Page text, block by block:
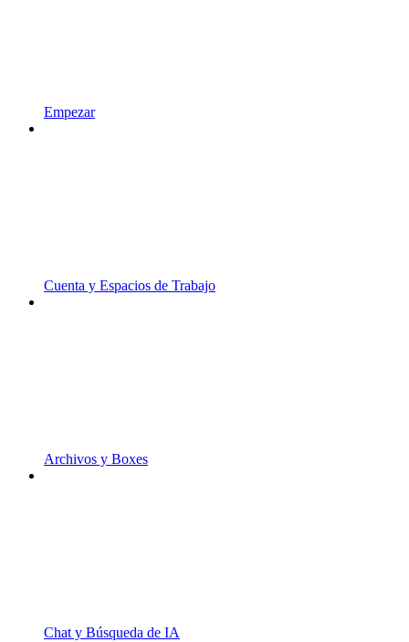
Empezar
Cuenta y Espacios de Trabajo
Archivos y Boxes
Chat y Búsqueda de IA